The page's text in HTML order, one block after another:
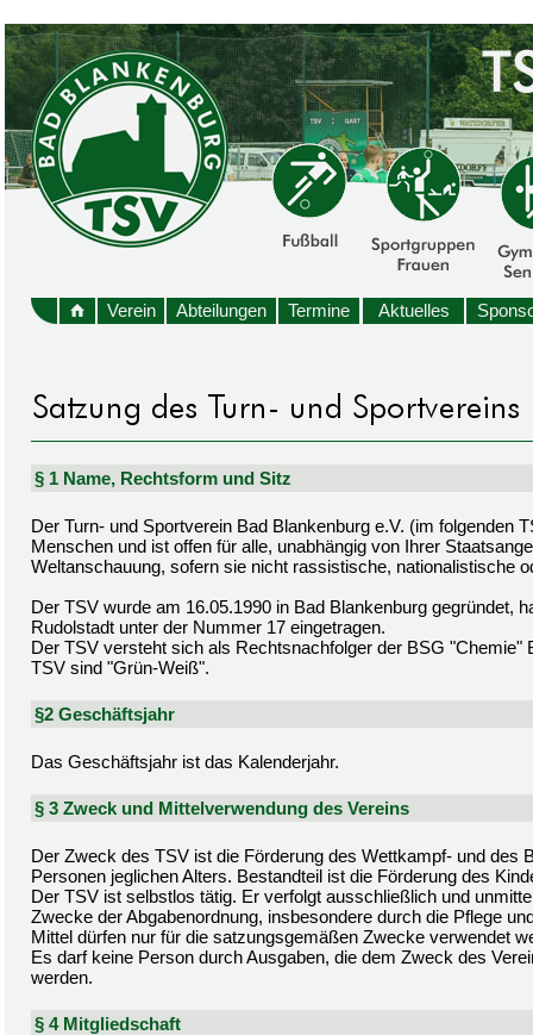
Verein Abteilungen Termine Aktuelles
§ 1 Name, Rechtsform und Sitz
Der Turn- und Sportverein Bad Blankenburg e.V. (im folgenden
Menschen und ist offen für alle, unabhängig von Ihrer
Weltanschauung, sofern sie nicht rassistische, nationalistische
Der TSV wurde am 16.05.1990 in Bad Blankenburg gegründet,
Rudolstadt unter der Nummer 17 eingetragen.
Der TSV versteht sich als Rechtsnachfolger der BSG
TSV sind "Grün-Weiß".
§2 Geschäftsjahr
Das Geschäftsjahr ist das Kalenderjahr.
§ 3 Zweck und Mittelverwendung des Vereins
Der Zweck des TSV ist die Förderung des Wettkampf- und des
Personen jeglichen Alters. Bestandteil ist die Förderung des
Der TSV ist selbstlos tätig. Er verfolgt ausschließlich und
Zwecke der Abgabenordnung, insbesondere durch die Pflege
Mittel dürfen nur für die satzungsgemäßen Zwecke verwendet
Es darf keine Person durch Ausgaben, die dem Zweck des
werden.
§ 4 Mitgliedschaft